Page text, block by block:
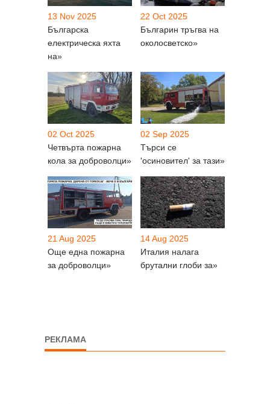
13 Nov 2025
Българска
електрическа яхта
на»
22 Oct 2025
Българин тръгва на
околосветско»
02 Oct 2025
Четвърта пожарна
кола за доброволци»
02 Sep 2025
Търси се
'осиновител' за тази»
21 Aug 2025
Още една пожарна
за доброволци»
14 Aug 2025
Италия налага
брутални глоби за»
РЕКЛАМА